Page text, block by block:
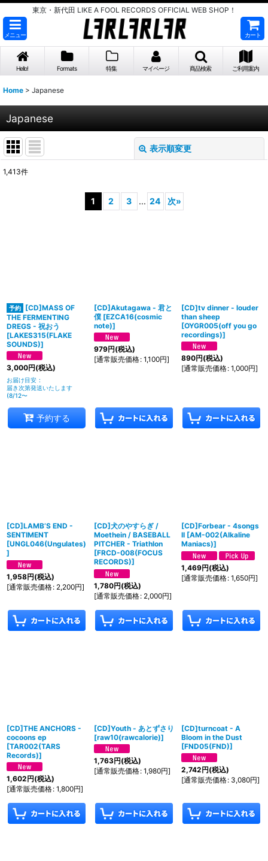
東京・新代田 LIKE A FOOL RECORDS OFFICIAL WEB SHOP！
メニュー カート
Hello! Formats 特集 マイページ 商品検索 ご利用案内
Home > Japanese
Japanese
表示順変更
1,413件
1 2 3 ... 24 次»
[CD]MASS OF
THE FERMENTING
DREGS - 祝おう
[LAKES315(FLAKE
SOUNDS)]
3,000円(税込)
お届け目安 :
届き次第発送いたします
(8/12〜
予約する
[CD]Akutagawa - 君と
僕 [EZCA16(cosmic
note)]
979円(税込)
[通常販売価格: 1,100円]
[CD]tv dinner - louder
than sheep
[OYGR005(off you go
recordings)]
890円(税込)
[通常販売価格: 1,000円]
[CD]LAMB’S END -
SENTIMENT
[UNGL046(Ungulates)
]
1,958円(税込)
[通常販売価格: 2,200円]
[CD]犬のやすらぎ /
Moethein / BASEBALL
PITCHER - Triathlon
[FRCD-008(FOCUS
RECORDS)]
1,780円(税込)
[通常販売価格: 2,000円]
[CD]Forbear - 4songs
II [AM-002(Alkaline
Maniacs)]
1,469円(税込)
[通常販売価格: 1,650円]
[CD]THE ANCHORS -
cocoons ep
[TAR002(TARS
Records)]
1,602円(税込)
[通常販売価格: 1,800円]
[CD]Youth - あとずさり
[raw10(rawcalorie)]
1,763円(税込)
[通常販売価格: 1,980円]
[CD]turncoat - A
Bloom in the Dust
[FND05(FND)]
2,742円(税込)
[通常販売価格: 3,080円]